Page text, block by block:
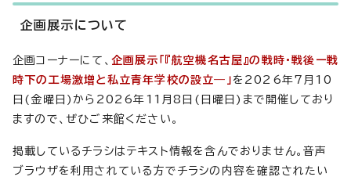
企画展示について
企画コーナーにて、 企画展示「『航空機名古屋』の戦時・戦後ー戦
時下の工場激増と私立青年学校の設立―」 を2026年7月10
日(金曜日)から2026年11月8日(日曜日)まで開催しており
ますので、ぜひご来館ください。
掲載しているチラシはテキスト情報を含んでおりません。音声
ブラウザを利用されている方でチラシの内容を確認されたい